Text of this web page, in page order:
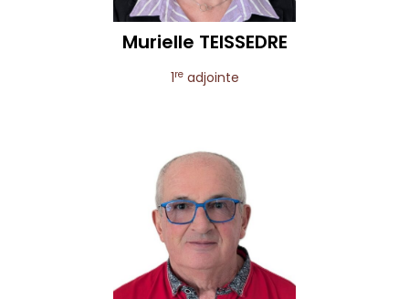
Murielle TEISSEDRE
1readjointe